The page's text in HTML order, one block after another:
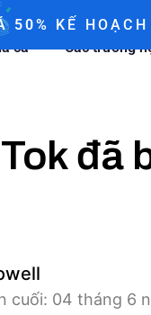
50% KẾ
cả Các trường
đã
cuối: 04 tháng 6